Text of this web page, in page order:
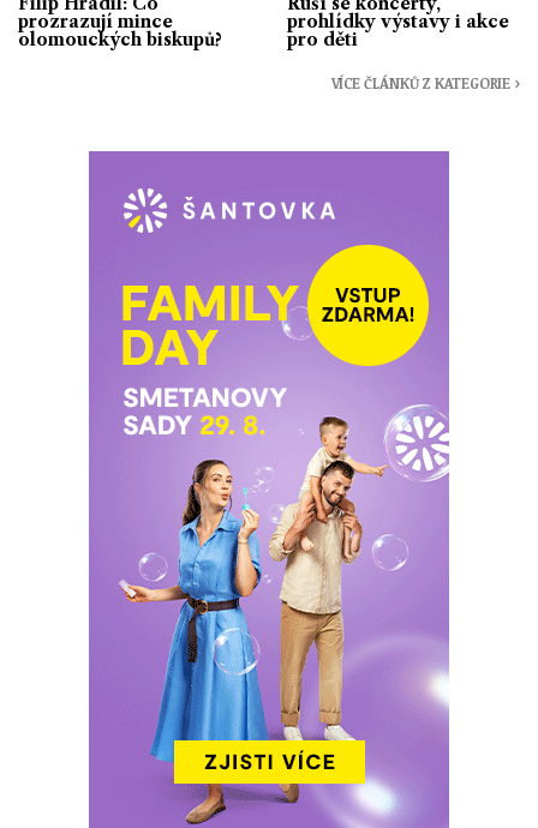
prozrazují mince
olomouckých biskupů?
prohlídky výstavy i akce
pro děti
VÍCE ČLÁNKŮ Z KATEGORIE ›